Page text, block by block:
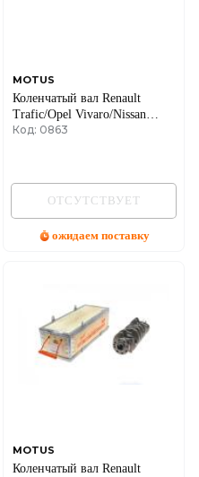
MOTUS
Коленчатый вал Renault
Trafic/Opel Vivaro/Nissan
Primastar 2.0dCI 06-
Код: 0863
ОТСУТСТВУЕТ
ожидаем поставку
MOTUS
Коленчатый вал Renault